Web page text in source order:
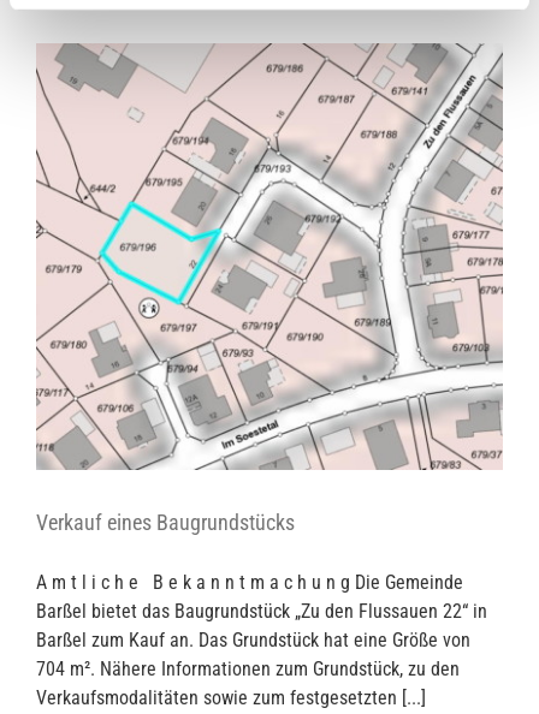
Verkauf eines Baugrundstücks
A m t l i c h e B e k a n n t m a c h u n g Die Gemeinde
Barßel bietet das Baugrundstück „Zu den Flussauen 22“ in
Barßel zum Kauf an. Das Grundstück hat eine Größe von
704 m². Nähere Informationen zum Grundstück, zu den
Verkaufsmodalitäten sowie zum festgesetzten [...]